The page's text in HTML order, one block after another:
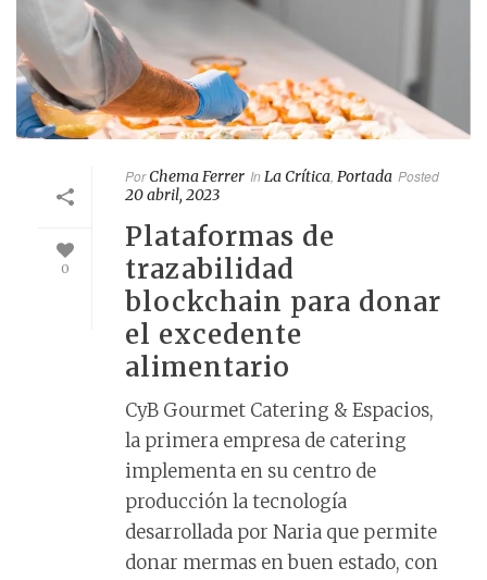
0
PorChema Ferrer In La Crítica, Portada Posted
20 abril, 2023
Plataformas de
trazabilidad
blockchain para donar
el excedente
alimentario
CyB Gourmet Catering & Espacios,
la primera empresa de catering
implementa en su centro de
producción la tecnología
desarrollada por Naria que permite
donar mermas en buen estado, con